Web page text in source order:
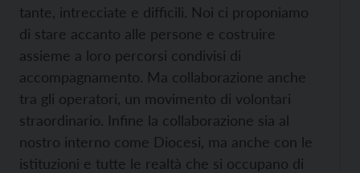
tante, intrecciate e difficili. Noi ci proponiamo
di stare accanto alle persone e costruire
assieme a loro percorsi condivisi di
accompagnamento. Ma collaborazione anche
tra gli operatori, un movimento di volontari
straordinario. Infine la collaborazione sia al
nostro interno come Diocesi, ma anche con le
istituzioni e tutte le realtà che si occupano di